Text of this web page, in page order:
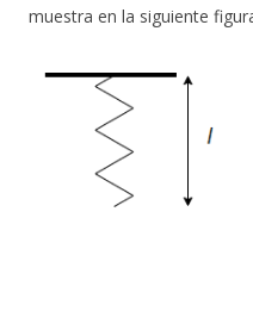
muestra en la siguiente